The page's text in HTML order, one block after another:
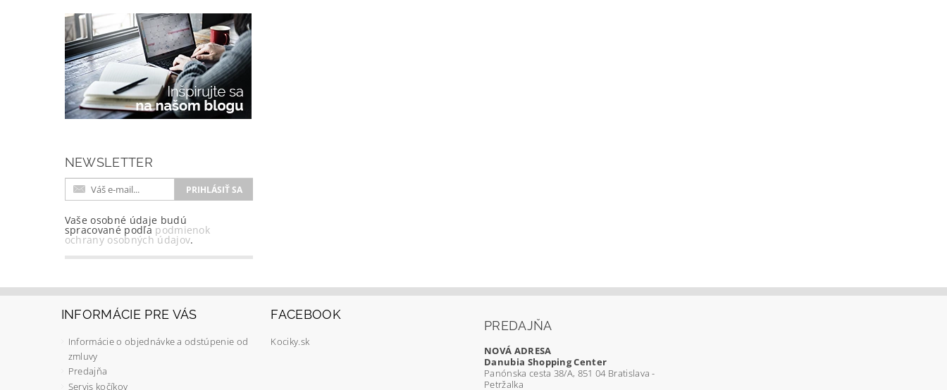
NEWSLETTER
Vaše osobné údaje budú
spracované podľa podmienok
ochrany osobných údajov.
INFORMÁCIE PRE VÁS
Informácie o objednávke a odstúpenie od
zmluvy
Predajňa
Servis kočíkov
FACEBOOK
Kociky.sk
PREDAJŇA
NOVÁ ADRESA
Danubia Shopping Center
Panónska cesta 38/A, 851 04 Bratislava -
Petržalka